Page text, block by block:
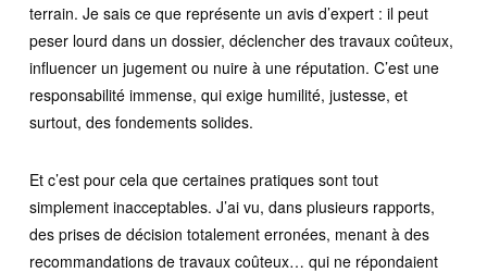
terrain. Je sais ce que représente un avis d’expert : il peut
peser lourd dans un dossier, déclencher des travaux coûteux,
influencer un jugement ou nuire à une réputation. C’est une
responsabilité immense, qui exige humilité, justesse, et
surtout, des fondements solides.
Et c’est pour cela que certaines pratiques sont tout
simplement inacceptables. J’ai vu, dans plusieurs rapports,
des prises de décision totalement erronées, menant à des
recommandations de travaux coûteux… qui ne répondaient